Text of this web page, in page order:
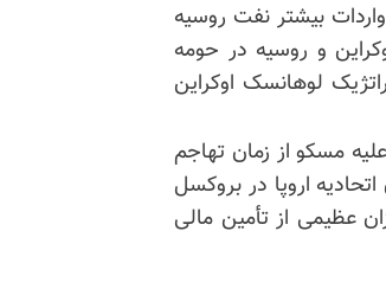
بیشتر نفت روسیه
اوکراین و روسیه در حومه
لوهانسک اوکراین
مسکو از زمان تهاجم
اروپا در بروکسل
عظیمی از تأمین مالی